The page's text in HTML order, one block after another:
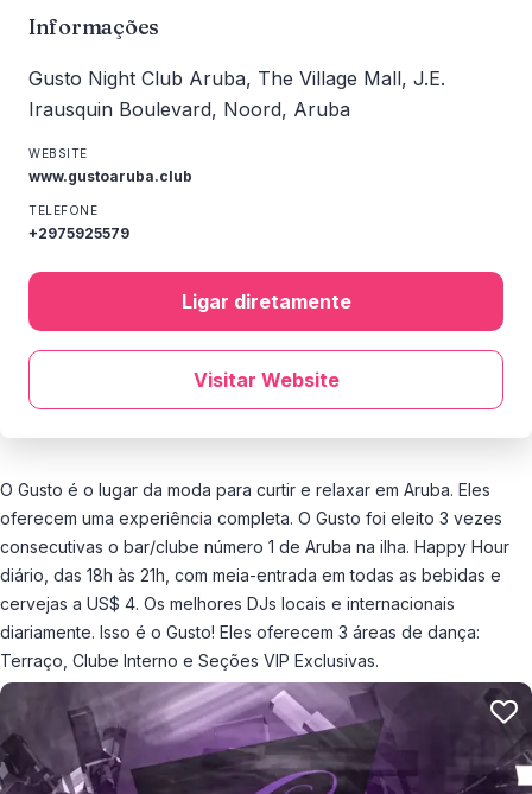
O Gusto é o lugar da moda para curtir e relaxar em Aruba. Eles
oferecem uma experiência completa. O Gusto foi eleito 3 vezes
consecutivas o bar/clube número 1 de Aruba na ilha. Happy Hour
diário, das 18h às 21h, com meia-entrada em todas as bebidas e
cervejas a US$ 4. Os melhores DJs locais e internacionais
diariamente. Isso é o Gusto! Eles oferecem 3 áreas de dança:
Terraço, Clube Interno e Seções VIP Exclusivas.
Informações
Gusto Night Club Aruba, The Village Mall, J.E.
Irausquin Boulevard, Noord, Aruba
WEBSITE
www.gustoaruba.club
TELEFONE
+2975925579
Ligar diretamente
Visitar Website